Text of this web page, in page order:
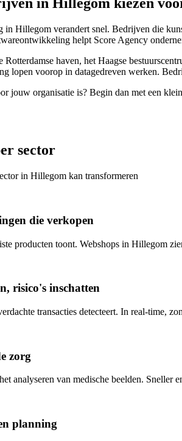
in Hillegom kiezen
in Hillegom verandert snel. Bedrijven die
helpt Score Agency
haven, het Haagse
lopen voorop in datagedreven werken.
jouw organisatie is? Begin dan met een
sector
in Hillegom kan transformeren
die verkopen
producten toont. Webshops in Hillegom
risico's inschatten
transacties detecteert. In real-time,
zorg
analyseren van medische beelden. Sneller
planning